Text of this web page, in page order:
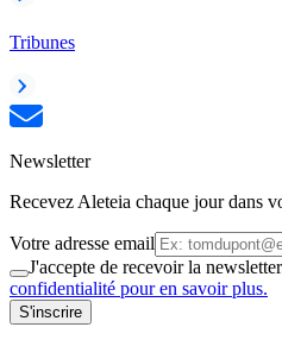
Tribunes
Newsletter
Recevez Aleteia chaque jour dans
Votre adresse email
J'accepte de recevoir la
confidentialité pour en savoir plus.
S'inscrire